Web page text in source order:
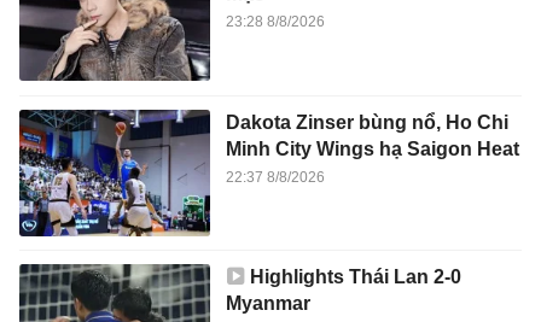
23:28 8/8/2026
Dakota Zinser bùng nổ, Ho Chi
Minh City Wings hạ Saigon Heat
22:37 8/8/2026
Highlights Thái Lan 2-0
Myanmar